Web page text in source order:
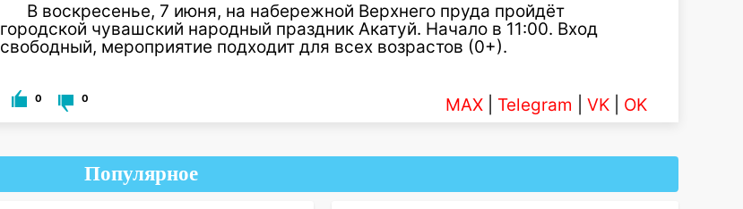
В воскресенье, 7 июня, на набережной Верхнего пруда пройдёт
городской чувашский народный праздник Акатуй. Начало в 11:00. Вход
свободный, мероприятие подходит для всех возрастов (0+).
0 0 MAX Telegram VK OK
Популярное